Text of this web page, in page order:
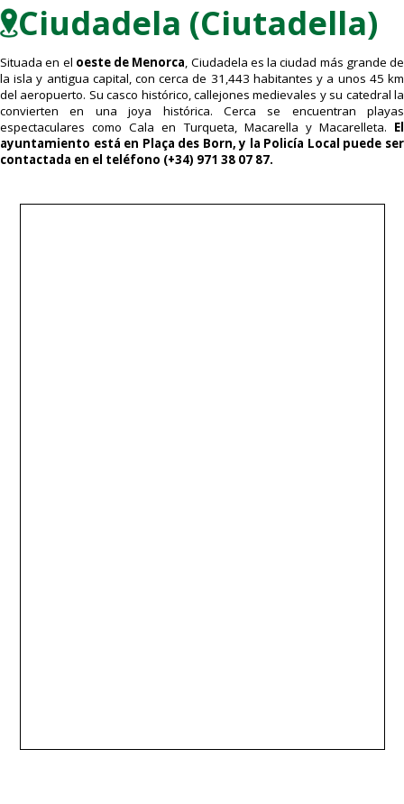
Ciudadela (Ciutadella)
Situada en el oeste de Menorca, Ciudadela es la ciudad más grande de
la isla y antigua capital, con cerca de 31,443 habitantes y a unos 45 km
del aeropuerto. Su casco histórico, callejones medievales y su catedral la
convierten en una joya histórica. Cerca se encuentran playas
espectaculares como Cala en Turqueta, Macarella y Macarelleta. El
ayuntamiento está en Plaça des Born, y la Policía Local puede ser
contactada en el teléfono (+34) 971 38 07 87.